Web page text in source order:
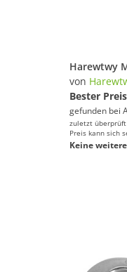
von
Bester Preis
gefunden bei
zuletzt
Preis kann sich
Keine